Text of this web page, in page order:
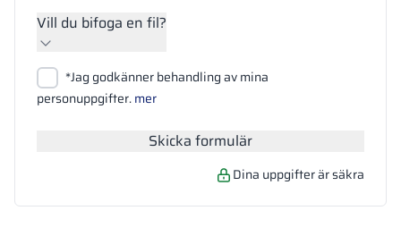
Vill du bifoga en fil?
Bifoga filer
Sök
*Jag godkänner behandling av mina
personuppgifter.mer
Skicka formulär
Dina uppgifter är säkra